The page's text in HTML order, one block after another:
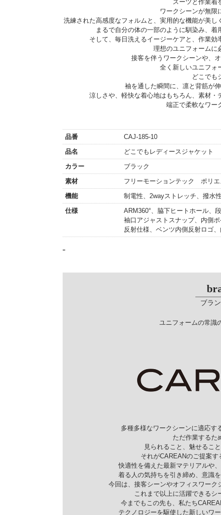
スーツと作業着
ワークシーンが無限
洗練された高感度なフォルムと、実用的な機能が美
まるで自分の体の一部のように馴染み、
そして、毎日洗えるイージーケアと、作業
理想のユニフォームに
接客を伴うワークシーンや、
全く新しいユニフォ
どこでも
袖を通した瞬間に、凛と背筋が
涼しさや、軽快な着心地はもちろん、素材
端正で柔軟なワー
品番
CAJ-185-10
品名
どこでもレディースジャケット
カラー
ブラック
素材
フリーモーションテック ポリエ
機能
制電性、2wayストレッチ、撥水
仕様
ARM360°、脇下ヒートホール、
袖口アジャストスナップ、内側
反射仕様、ベンツ内側反射ロゴ
"
ブラ
ユニフォームの常識
多種多様なワークシーンに適応す
ただ作業するた
見られること、魅せるこ
それがCAREANのご提案
快適性を備えた最新マテリアルや
着る人の気持ちを引き締め、意識
今回は、接客シーンやオフィスワー
これまで以上に活躍できる
今までもこの先も、私たち
テクノロジーを駆使した新しいワ